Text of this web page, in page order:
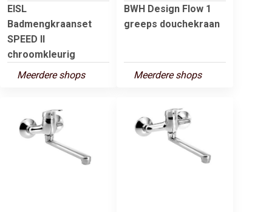
EISL
Badmengkraanset
SPEED II
chroomkleurig
Meerdere shops
BWH Design Flow 1
greeps douchekraan
Meerdere shops